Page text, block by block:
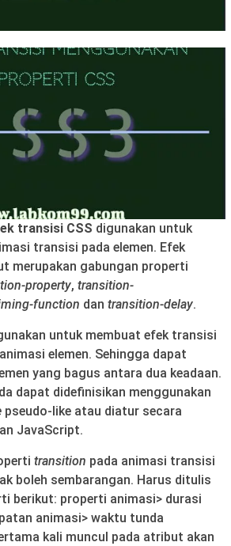
transisi CSS digunakan untuk
transisi pada elemen. Efek
merupakan gabungan properti
property, transition-
function dan transition-delay.
untuk membuat efek transisi
elemen. Sehingga dapat
yang bagus antara dua keadaan.
dapat didefinisikan menggunakan
pseudo-like atau diatur secara
JavaScript.
transition pada animasi transisi
boleh sembarangan. Harus ditulis
berikut: properti animasi> durasi
animasi> waktu tunda
kali muncul pada atribut akan